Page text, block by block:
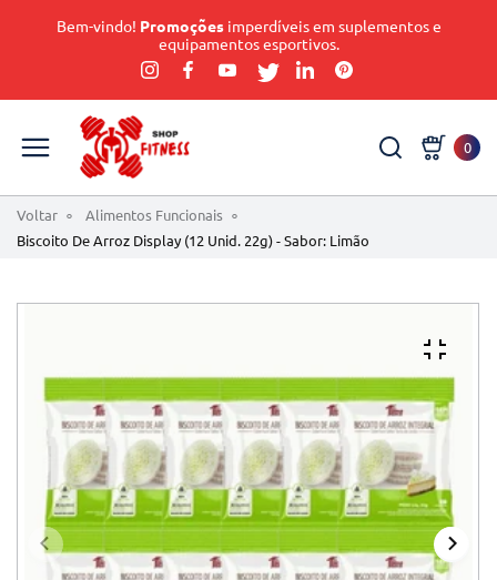
Bem-vindo! Promoçõesimperdíveis em suplementos e
equipamentos esportivos.
0
Voltar
Alimentos Funcionais
Biscoito De Arroz Display (12 Unid. 22g) - Sabor: Limão